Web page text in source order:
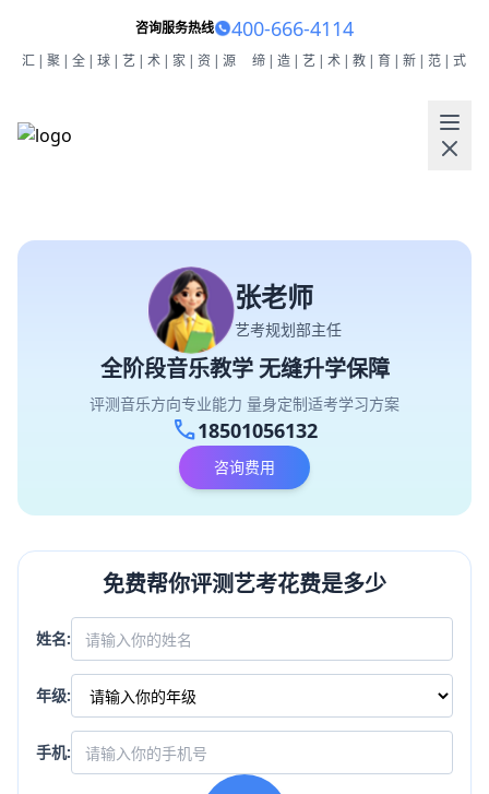
咨询服务热线 400-666-4114
汇|聚|全|球|艺|术|家|资|源 缔|造|艺|术|教|育|新|范|式
张老师
艺考规划部主任
全阶段音乐教学 无缝升学保障
评测音乐方向专业能力 量身定制适考学习方案
call18501056132
咨询费用
免费帮你评测艺考花费是多少
姓名:
年级:
手机: